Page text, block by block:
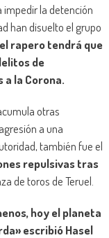
impedir la detención
han disuelto el grupo
el rapero tendrá que
de
la Corona.
otras
a una
también fue el
repulsivas tras
de toros de Teruel.
hoy el planeta
escribió Hasel